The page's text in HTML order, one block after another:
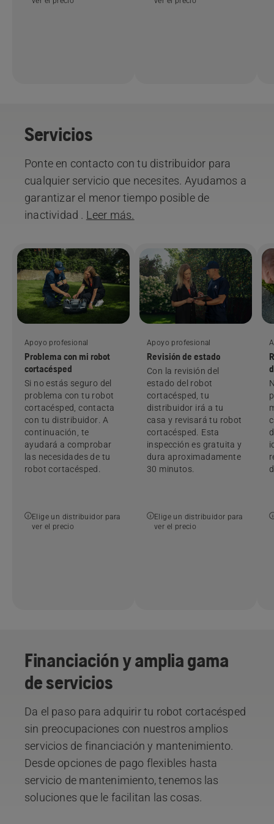
Servicios
Ponte en contacto con tu distribuidor para
cualquier servicio que necesites. Ayudamos a
garantizar el menor tiempo posible de
inactividad . Leer más.
Apoyo profesional
Problema con mi robot
cortacésped
Si no estás seguro del
problema con tu robot
cortacésped, contacta
con tu distribuidor. A
continuación, te
ayudará a comprobar
las necesidades de tu
robot cortacésped.
Elige un distribuidor para
ver el precio
Apoyo profesional
Revisión de estado
Con la revisión del
estado del robot
cortacésped, tu
distribuidor irá a tu
casa y revisará tu robot
cortacésped. Esta
inspección es gratuita y
dura aproximadamente
30 minutos.
Elige un distribuidor para
ver el precio
Financiación y amplia gama
de servicios
Da el paso para adquirir tu robot cortacésped
sin preocupaciones con nuestros amplios
servicios de financiación y mantenimiento.
Desde opciones de pago flexibles hasta
servicio de mantenimiento, tenemos las
soluciones que le facilitan las cosas.